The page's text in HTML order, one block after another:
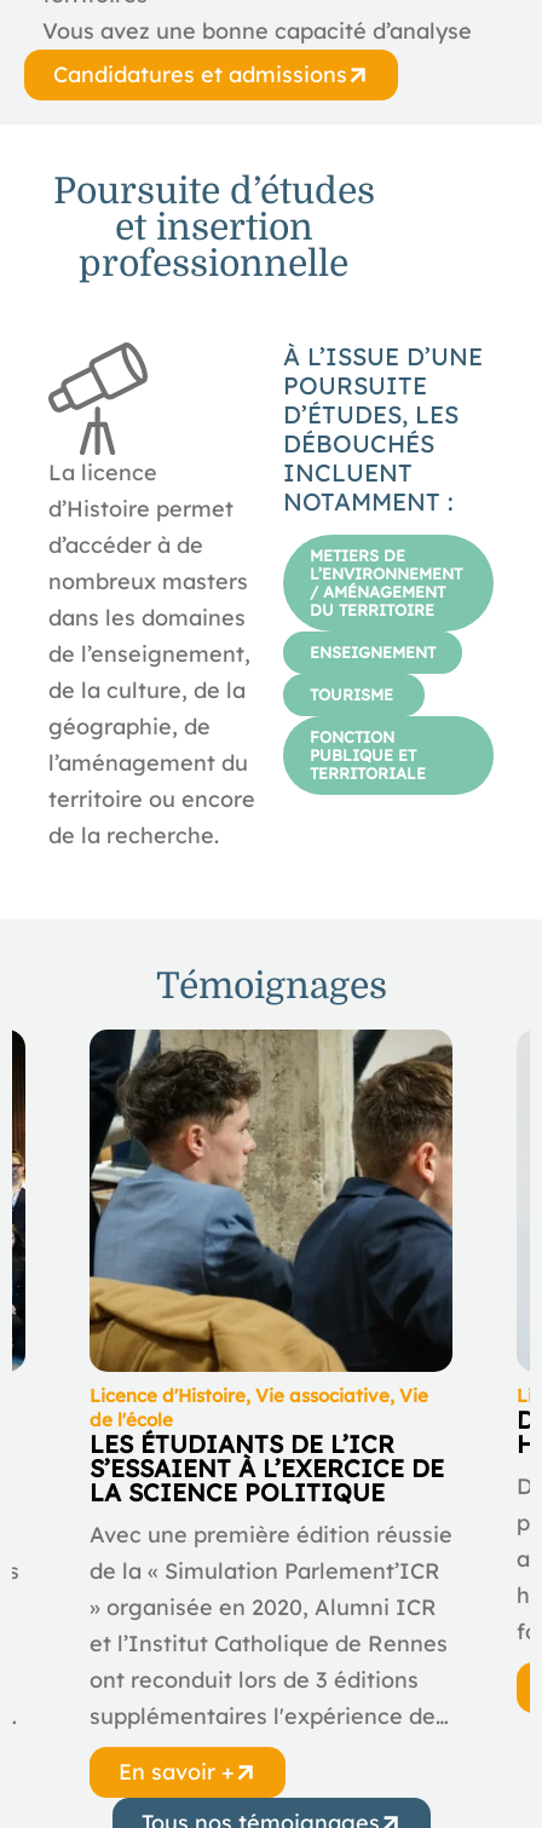
Vous avez une bonne capacité d’analyse
Candidatures et admissions
Poursuite d’études
et insertion
professionnelle
La licence
d’Histoire permet
d’accéder à de
nombreux masters
dans les domaines
de l’enseignement,
de la culture, de la
géographie, de
l’aménagement du
territoire ou encore
de la recherche.
À L’ISSUE D’UNE
POURSUITE
D’ÉTUDES, LES
DÉBOUCHÉS
INCLUENT
NOTAMMENT :
METIERS DE
L’ENVIRONNEMENT
/ AMÉNAGEMENT
DU TERRITOIRE
ENSEIGNEMENT
TOURISME
FONCTION
PUBLIQUE ET
TERRITORIALE
Témoignages
Licence d'Histoire, Vie associative, Vie
de l'école
LES ÉTUDIANTS DE L’ICR
S’ESSAIENT À L’EXERCICE DE
LA SCIENCE POLITIQUE
Avec une première édition réussie
de la « Simulation Parlement’ICR
» organisée en 2020, Alumni ICR
et l’Institut Catholique de Rennes
ont reconduit lors de 3 éditions
supplémentaires l'expérience de…
En savoir +